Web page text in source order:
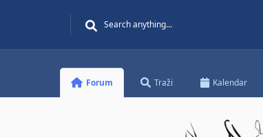
Forum Traži Kalendar